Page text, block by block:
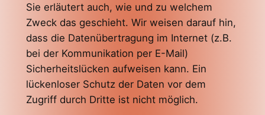
Sie erläutert auch, wie und zu welchem
Zweck das geschieht. Wir weisen darauf hin,
dass die Datenübertragung im Internet (z.B.
bei der Kommunikation per E-Mail)
Sicherheitslücken aufweisen kann. Ein
lückenloser Schutz der Daten vor dem
Zugriff durch Dritte ist nicht möglich.